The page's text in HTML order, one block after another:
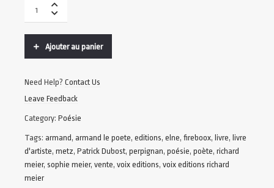
Ajouter au panier
Need Help? Contact Us
Leave Feedback
Category: Poésie
Tags: armand , armand le poete, editions, elne, fireboox, livre, livre
d'artiste, metz, Patrick Dubost, perpignan, poésie, poète, richard
meier, sophie meier, vente, voix editions, voix editions richard
meier